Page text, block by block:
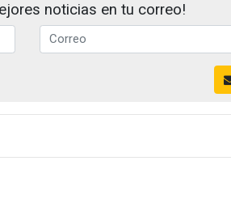
noticias en tu correo!